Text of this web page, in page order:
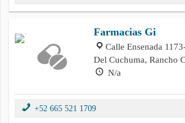
Farmacias Gi
Calle Ensenada
Del Cuchuma, Rancho
N/a
+52 665 521 1709